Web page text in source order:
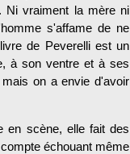
Ni vraiment la mère ni
s'affame de ne
de Peverelli est un
à son ventre et à ses
on a envie d'avoir
en scène, elle fait des
échouant même